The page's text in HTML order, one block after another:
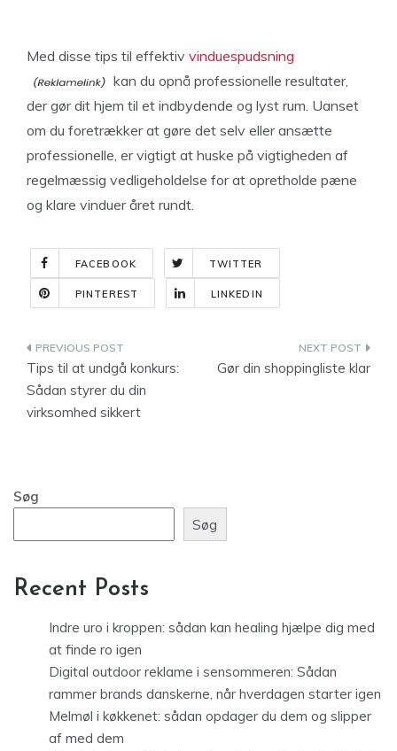
Med disse tips til effektiv vinduespudsning
kan du opnå professionelle resultater,
der gør dit hjem til et indbydende og lyst rum. Uanset
om du foretrækker at gøre det selv eller ansætte
professionelle, er vigtigt at huske på vigtigheden af
regelmæssig vedligeholdelse for at opretholde pæne
og klare vinduer året rundt.
FACEBOOK TWITTER
PINTEREST LINKEDIN
Indlægsnavigation
Tips til at undgå konkurs:
Sådan styrer du din
virksomhed sikkert
Gør din shoppingliste klar
Søg
Søg
Recent Posts
Indre uro i kroppen: sådan kan healing hjælpe dig med
at finde ro igen
Digital outdoor reklame i sensommeren: Sådan
rammer brands danskerne, når hverdagen starter igen
Melmøl i køkkenet: sådan opdager du dem og slipper
af med dem